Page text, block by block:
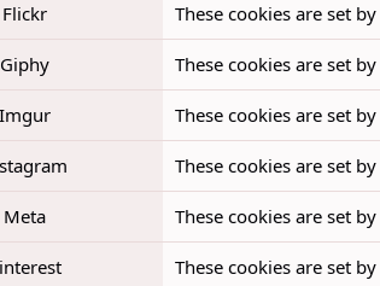
Flickr These cookies are set by
Giphy These cookies are set by
Imgur These cookies are set by
These cookies are set by
Meta These cookies are set by
These cookies are set by